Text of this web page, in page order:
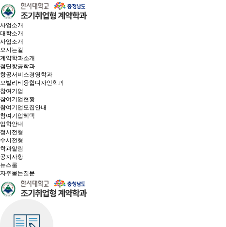
사업소개
대학소개
사업소개
오시는길
계약학과소개
첨단항공학과
항공서비스경영학과
모빌리티융합디자인학과
참여기업
참여기업현황
참여기업모집안내
참여기업혜택
입학안내
정시전형
수시전형
학과알림
공지사항
뉴스룸
자주묻는질문